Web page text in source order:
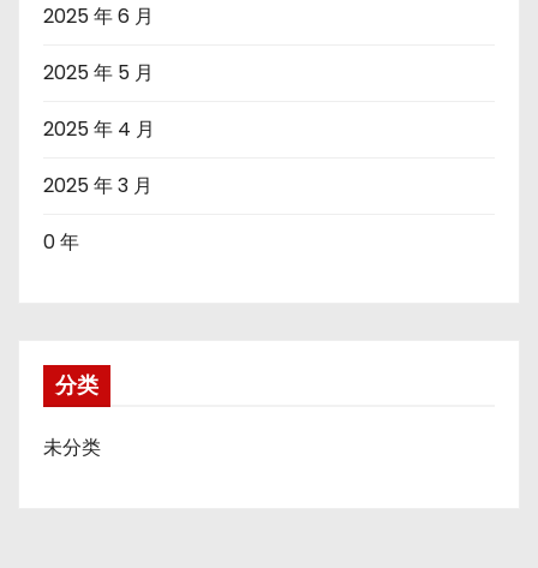
2025 年 6 月
2025 年 5 月
2025 年 4 月
2025 年 3 月
0 年
分类
未分类